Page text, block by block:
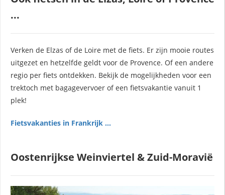
...
Verken de Elzas of de Loire met de fiets. Er zijn mooie routes
uitgezet en hetzelfde geldt voor de Provence. Of een andere
regio per fiets ontdekken. Bekijk de mogelijkheden voor een
trektoch met bagagevervoer of een fietsvakantie vanuit 1
plek!
Fietsvakanties in Frankrijk ...
Oostenrijkse Weinviertel & Zuid-Moravië